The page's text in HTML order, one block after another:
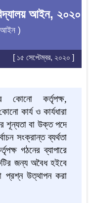
আইন, ২০২০
আইন )
[ ১৫ সেপ্টেম্বর, ২০২০ ]
কোনো কর্তৃপক্ষ,
কার্য ও কার্যধারা
শূন্যতা বা উক্ত পদে
সংক্রান্ত ব্যর্থতা
গঠনের ব্যাপারে
জন্য অবৈধ হইবে
প্রশ্ন উত্থাপন করা